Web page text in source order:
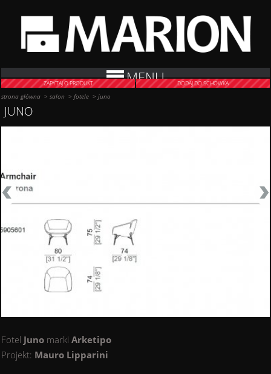
MENU
ZAPYTAJ O PRODUKT DODAJ DO SCHOWKA
strona główna >salon >fotele >juno
JUNO
Fotel Juno markiArketipo
Projekt: Mauro Lipparini